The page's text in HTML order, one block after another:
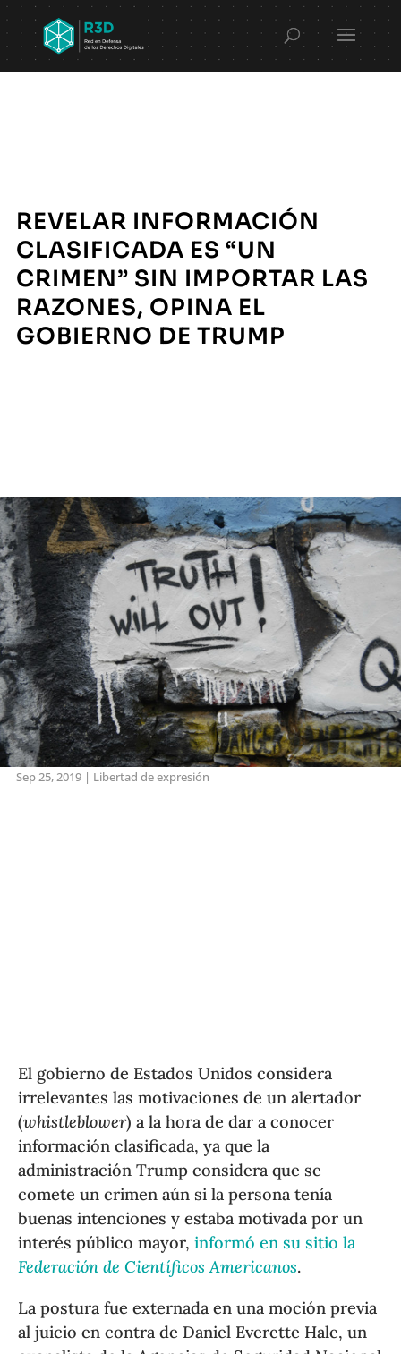
REVELAR INFORMACIÓN
CLASIFICADA ES “UN
CRIMEN” SIN IMPORTAR LAS
RAZONES, OPINA EL
GOBIERNO DE TRUMP
Sep 25, 2019| Libertad de expresión
El gobierno de Estados Unidos considera
irrelevantes las motivaciones de un alertador
(whistleblower) a la hora de dar a conocer
información clasificada, ya que la
administración Trump considera que se
comete un crimen aún si la persona tenía
buenas intenciones y estaba motivada por un
interés público mayor,informó en su sitio la
Federación de Científicos Americanos.
La postura fue externada en una moción previa
al juicio en contra de Daniel Everette Hale, un